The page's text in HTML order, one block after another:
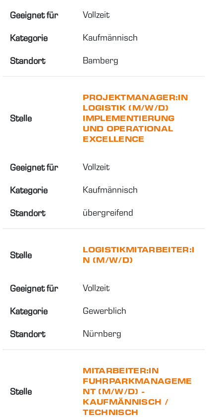
Geeignet für Vollzeit
Kategorie Kaufmännisch
Standort Bamberg
Stelle
PROJEKTMANAGER:IN
LOGISTIK (M/W/D)
IMPLEMENTIERUNG
UND OPERATIONAL
EXCELLENCE
Geeignet für Vollzeit
Kategorie Kaufmännisch
Standort übergreifend
Stelle
LOGISTIKMITARBEITER:I
N (M/W/D)
Geeignet für Vollzeit
Kategorie Gewerblich
Standort Nürnberg
Stelle
MITARBEITER:IN
FUHRPARKMANAGEME
NT (M/W/D) -
KAUFMÄNNISCH /
TECHNISCH